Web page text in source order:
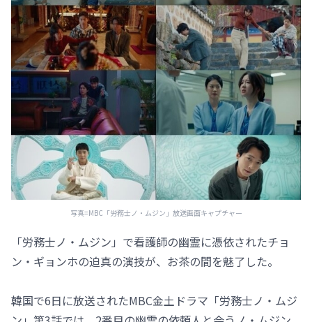
写真=MBC「労務士ノ・ムジン」放送画面キャプチャー
「労務士ノ・ムジン」で看護師の幽霊に憑依されたチョ
ン・ギョンホの迫真の演技が、お茶の間を魅了した。
韓国で6日に放送されたMBC金土ドラマ「労務士ノ・ムジ